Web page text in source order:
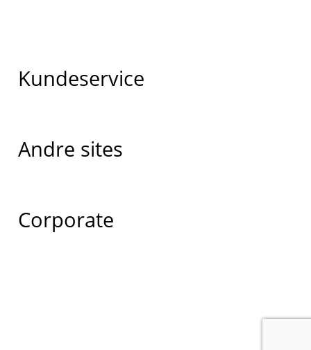
Kundeservice
Andre sites
Corporate